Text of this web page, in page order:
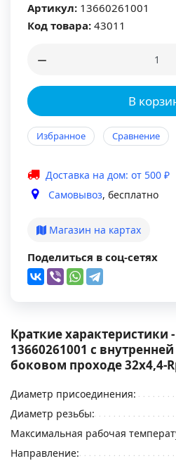
Артикул: 13660261001
Код товара: 43011
В
Избранное Сравнение
Доставка на дом: от 500 ₽
Самовывоз, бесплатно
Магазин на картах
Поделиться в соц-сетях
Краткие характеристики
13660261001 с
боковом проходе 32x4,4-
Диаметр присоединения:
Диаметр резьбы:
Максимальная рабочая
Направление: